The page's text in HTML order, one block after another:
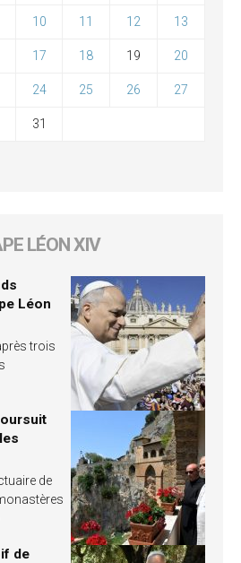
10 11 12 13
17 18 19 20
24 25 26 27
31
LÉON XIV
Léon
trois
de
de